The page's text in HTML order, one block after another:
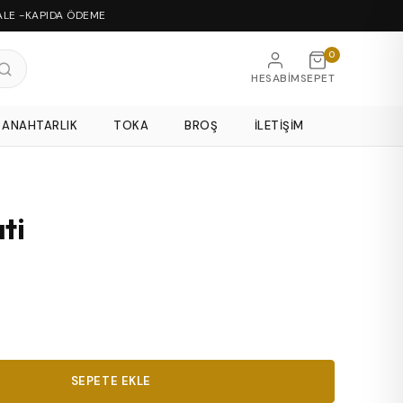
-KAPIDA ÖDEME
HESABIM
0
SEPET
ANAHTARLIK TOKA BROŞ İLETIŞIM
SEPETE EKLE